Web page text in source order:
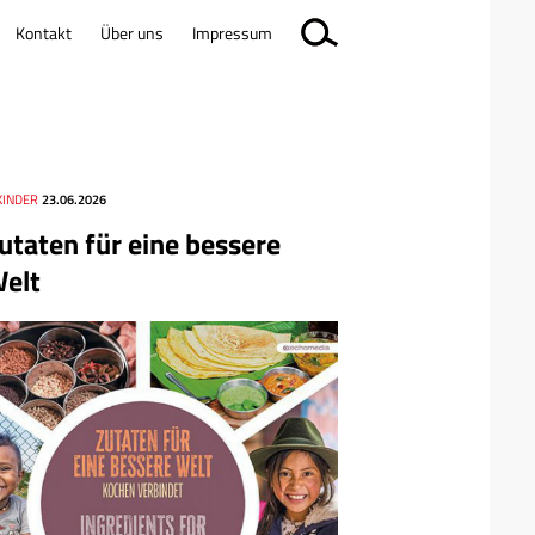
für eine bessere
23.06.2026
Kontakt Über uns Impressum